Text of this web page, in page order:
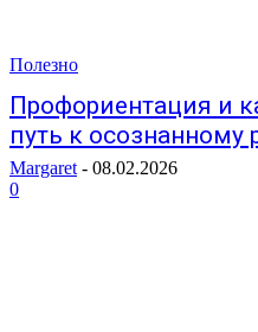
Полезно
Профориентация и
путь к осознанному
Margaret - 08.02.2026
0